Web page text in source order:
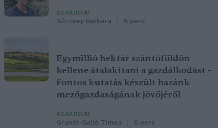
AGRÁRIUM
Börzsey Barbara 6 perc
Egymillió hektár szántóföldön
kellene átalakítani a gazdálkodást –
Fontos kutatás készült hazánk
mezőgazdaságának jövőjéről
AGRÁRIUM
Granát-Galló Tímea 6 perc